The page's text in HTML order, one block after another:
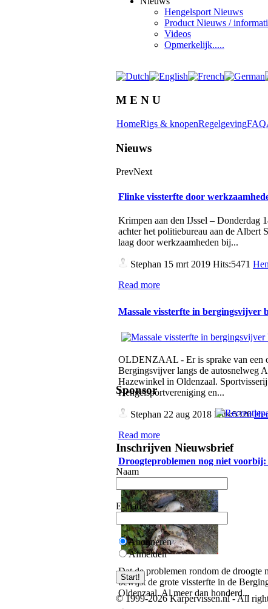
Hengelsport Nieuws
Product Nieuws /
Videos
Opmerkelijk.....
M E N U
HomeRigs & knopenRegelgevingFAQ
Nieuws
PrevNext
Flinke vissterfte door
Krimpen aan den IJssel – Donderdag
achter het politiebureau aan de Albert
laag door werkzaamheden bij...
Stephan 15 mrt 2019 Hits:5471
Read more
Massale vissterfte in
OLDENZAAL - Er is sprake van een
Bergingsvijver langs de autosnelweg
Hazewinkel in Oldenzaal.
Hengelsportvereniging en...
Stephan 22 aug 2018 Hits:5320
Read more
Droogteproblemen nog niet
Dat de problemen rondom de droogte
bewijst de grote vissterfte in de
Oldenzaal. Al meer dan honderd...
Sponsor
Inschrijven Nieuwsbrief
Naam
E-mail
Abonneren
Afmelden
© 1999-2026 Karpervissen.nl - All